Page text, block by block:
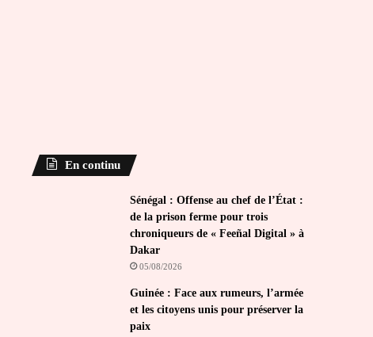
En continu
Sénégal : Offense au chef de l’État :
de la prison ferme pour trois
chroniqueurs de « Feeñal Digital » à
Dakar
05/08/2026
Guinée : Face aux rumeurs, l’armée
et les citoyens unis pour préserver la
paix